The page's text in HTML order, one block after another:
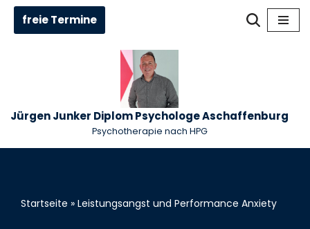
Zum
freie Termine
Jürgen Junker Diplom Psychologe Aschaffenburg
Psychotherapie nach HPG
Startseite » Leistungsangst und Performance Anxiety